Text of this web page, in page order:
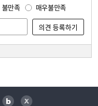
불만족 매우불만족
블로그 트위터